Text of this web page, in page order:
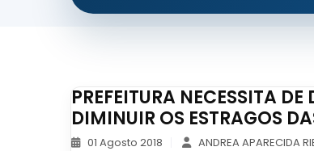
PREFEITURA NECESSITA
DIMINUIR OS ESTRAGOS
01 Agosto 2018 ANDREA APARECIDA